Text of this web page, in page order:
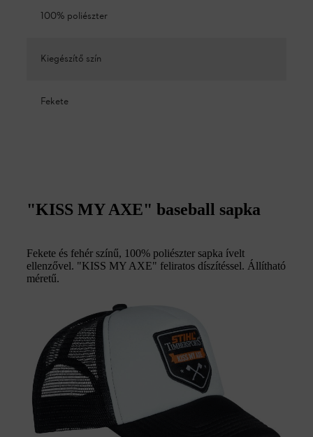
100% poliészter
Kiegészítő szín
Fekete
"KISS MY AXE" baseball sapka
Fekete és fehér színű, 100% poliészter sapka ívelt
ellenzővel. "KISS MY AXE" feliratos díszítéssel. Állítható
méretű.